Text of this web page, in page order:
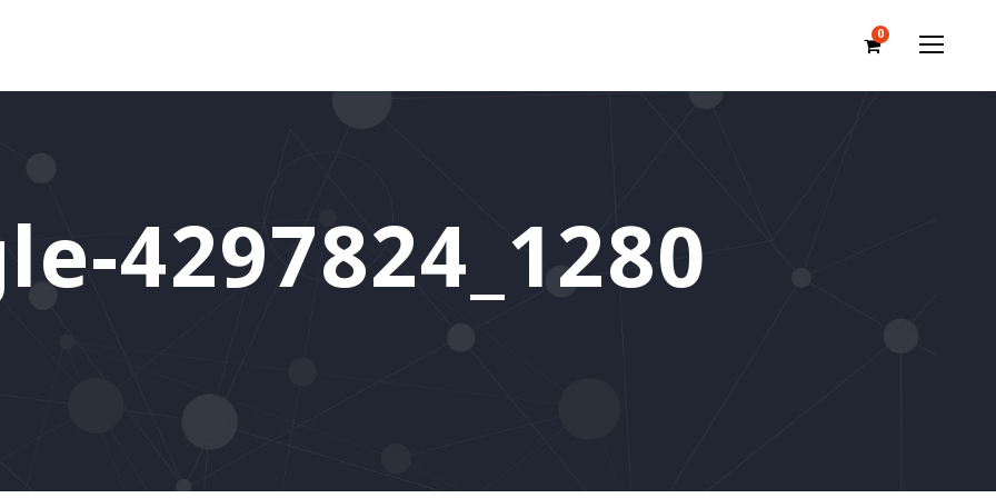
0
4297824_1280